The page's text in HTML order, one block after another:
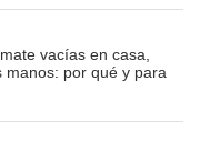
vacías en casa,
manos: por qué y para